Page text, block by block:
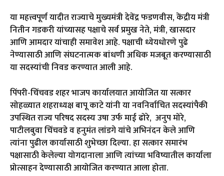
या महत्त्वपूर्ण यादीत राज्याचे मुख्यमंत्री देवेंद्र फडणवीस, केंद्रीय मंत्री
नितीन गडकरी यांच्यासह पक्षाचे सर्व प्रमुख नेते, मंत्री, खासदार
आणि आमदार यांचाही समावेश आहे. पक्षाची ध्येयधोरणे पुढे
नेण्यासाठी आणि संघटनात्मक बांधणी अधिक मजबूत करण्यासाठी
या सदस्यांची निवड करण्यात आली आहे.
पिंपरी-चिंचवड शहर भाजप कार्यालयात आयोजित या सत्कार
सोहळ्यात शहराध्यक्ष बापू काटे यांनी या नवनिर्वाचित सदस्यांपैकी
उपस्थित राज्य परिषद सदस्य उषा उर्फ माई ढोरे, अनुप मोरे,
पाटीलबुवा चिंचवडे व हनुमंत लांडगे यांचे अभिनंदन केले आणि
त्यांना पुढील कार्यासाठी शुभेच्छा दिल्या. हा सत्कार समारंभ
पक्षासाठी केलेल्या योगदानाला आणि त्यांच्या भविष्यातील कार्याला
प्रोत्साहन देण्यासाठी आयोजित करण्यात आला होता.